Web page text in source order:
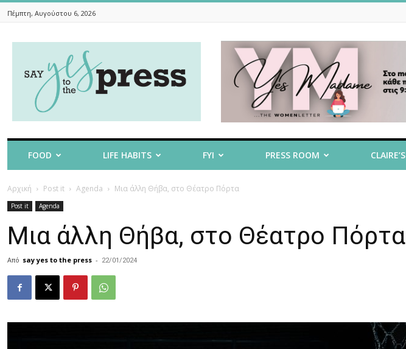
Πέμπτη, Αυγούστου 6, 2026
To
The
FOOD LIFE HABITS FYI PRESS ROOM CLAIRE’S
Αρχική Post it Agenda Μια άλλη Θήβα, στο Θέατρο Πόρτα
Post it Agenda
Μια άλλη Θήβα, στο Θέατρο Πόρτα
Από say yes to the press - 22/01/2024